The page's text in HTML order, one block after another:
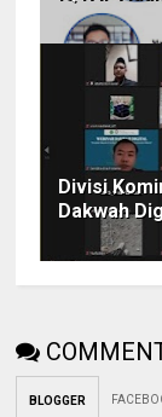
Divisi
Dakwah
BLOGGER